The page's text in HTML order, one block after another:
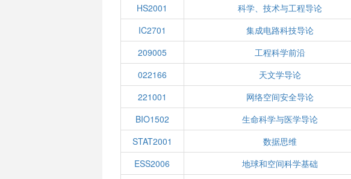
HS2001
科学、技术与工程导论
IC2701
集成电路科技导论
209005
工程科学前沿
022166
天文学导论
221001
网络空间安全导论
BIO1502
生命科学与医学导论
STAT2001
数据思维
ESS2006
地球和空间科学基础